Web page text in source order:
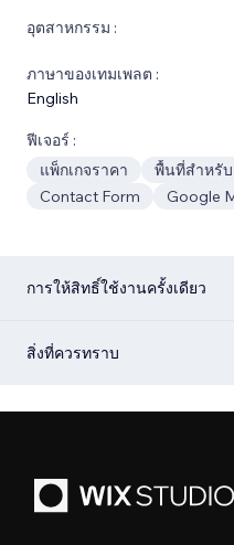
อุตสาหกรรม :
ภาษาของเทมเพลต :
English
ฟีเจอร์ :
แพ็กเกจราคา
พื้นที่สำหรั
Contact Form
Google
การให้สิทธิ์ใช้งานครั้งเดียว
สิ่งที่ควรทราบ